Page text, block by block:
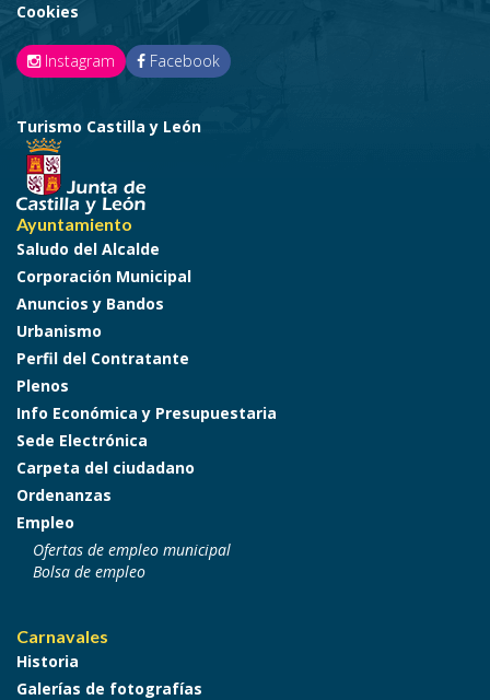
Cookies
Instagram Facebook
Turismo Castilla y León
Ayuntamiento
Saludo del Alcalde
Corporación Municipal
Anuncios y Bandos
Urbanismo
Perfil del Contratante
Plenos
Info Económica y Presupuestaria
Sede Electrónica
Carpeta del ciudadano
Ordenanzas
Empleo
Ofertas de empleo municipal
Bolsa de empleo
Carnavales
Historia
Galerías de fotografías